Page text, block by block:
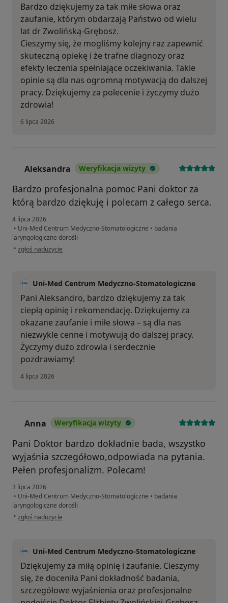
Bardzo dziękujemy za tak miłe słowa oraz
zaufanie, którym obdarzają Państwo od wielu
lat dr Zwolińską-Grębosz.
Cieszymy się, że mogliśmy kolejny raz zapewnić
skuteczną opiekę i że trafne diagnozy oraz
efekty leczenia spełniające oczekiwania. Takie
opinie są dla nas ogromną motywacją do dalszej
pracy. Dziękujemy za polecenie i życzymy dużo
zdrowia!
6 lipca 2026
Aleksandra Weryfikacja wizyty
Bardzo profesjonalna pomoc Pani doktor za
którą bardzo dziękuję i polecam z całego serca.
4 lipca 2026
• Uni-Med Centrum Medyczno-Stomatologiczne • badania
laryngologiczne dorośli
• w opinii użytkownika Aleksandra
zgłoś nadużycie
Uni-Med Centrum Medyczno-Stomatologiczne
Pani Aleksandro, bardzo dziękujemy za tak
ciepłą opinię i rekomendację. Dziękujemy za
okazane zaufanie i miłe słowa – są dla nas
niezwykle cenne i motywują do dalszej pracy.
Życzymy dużo zdrowia i serdecznie
pozdrawiamy!
4 lipca 2026
Anna Weryfikacja wizyty
Pani Doktor bardzo dokładnie bada, wszystko
wyjaśnia szczegółowo,odpowiada na pytania.
Pełen profesjonalizm. Polecam!
3 lipca 2026
• Uni-Med Centrum Medyczno-Stomatologiczne • badania
laryngologiczne dorośli
• w opinii użytkownika Anna
zgłoś nadużycie
Uni-Med Centrum Medyczno-Stomatologiczne
Dziękujemy za miłą opinię i zaufanie. Cieszymy
się, że doceniła Pani dokładność badania,
szczegółowe wyjaśnienia oraz profesjonalne